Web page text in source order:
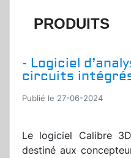
PRODUITS
- Logiciel
circuits
Publié le 27-06-2024
Le logiciel Calibre
destiné aux